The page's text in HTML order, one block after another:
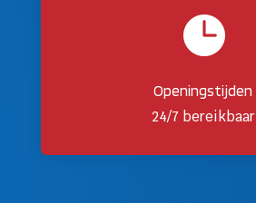

Openingstijden
24/7 bereikbaar